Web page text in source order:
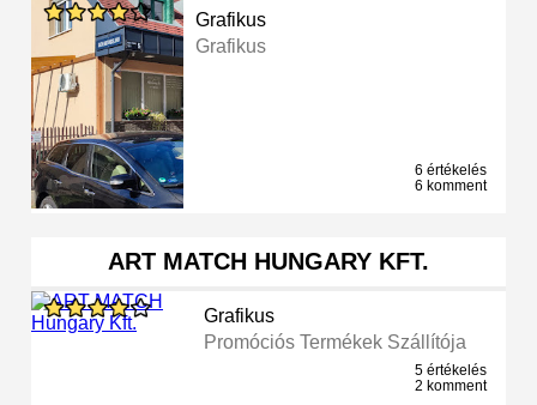
Grafikus
Grafikus
6 értékelés
6 komment
ART MATCH HUNGARY KFT.
Grafikus
Promóciós Termékek Szállítója
5 értékelés
2 komment